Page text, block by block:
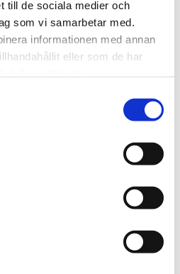
till de sociala medier och
som vi samarbetar med.
informationen med annan
eller som de har
– en viktig del a...
utveckling är inte